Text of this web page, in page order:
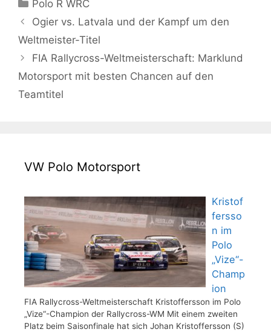
Polo R WRC
Ogier vs. Latvala und der Kampf um den
Weltmeister-Titel
FIA Rallycross-Weltmeisterschaft: Marklund
Motorsport mit besten Chancen auf den
Teamtitel
VW Polo Motorsport
Kristof
fersso
n im
Polo
„Vize“-
Champ
ion
FIA Rallycross-Weltmeisterschaft Kristoffersson im Polo
„Vize“-Champion der Rallycross-WM Mit einem zweiten
Platz beim Saisonfinale hat sich Johan Kristoffersson (S)